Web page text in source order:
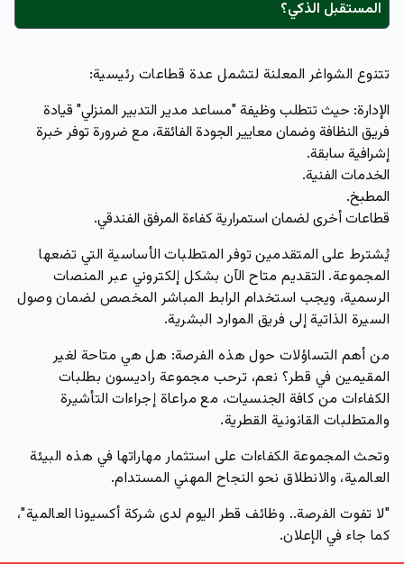
المستقبل الذكي؟
تتنوع الشواغر المعلنة لتشمل عدة قطاعات رئيسية:
الإدارة: حيث تتطلب وظيفة "مساعد مدير التدبير المنزلي" قيادة
فريق النظافة وضمان معايير الجودة الفائقة، مع ضرورة توفر خبرة
إشرافية سابقة.
الخدمات الفنية.
المطبخ.
قطاعات أخرى لضمان استمرارية كفاءة المرفق الفندقي.
يُشترط على المتقدمين توفر المتطلبات الأساسية التي تضعها
المجموعة. التقديم متاح الآن بشكل إلكتروني عبر المنصات
الرسمية، ويجب استخدام الرابط المباشر المخصص لضمان وصول
السيرة الذاتية إلى فريق الموارد البشرية.
من أهم التساؤلات حول هذه الفرصة: هل هي متاحة لغير
المقيمين في قطر؟ نعم، ترحب مجموعة راديسون بطلبات
الكفاءات من كافة الجنسيات، مع مراعاة إجراءات التأشيرة
والمتطلبات القانونية القطرية.
وتحث المجموعة الكفاءات على استثمار مهاراتها في هذه البيئة
العالمية، والانطلاق نحو النجاح المهني المستدام.
"لا تفوت الفرصة.. وظائف قطر اليوم لدى شركة أكسيونا العالمية"،
كما جاء في الإعلان.